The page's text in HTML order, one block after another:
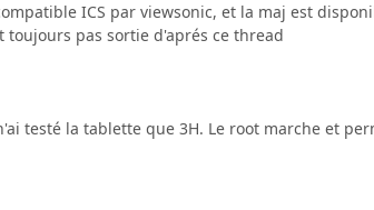
ICS par viewsonic, et la maj est
toujours pas sortie d'aprés ce thread
testé la tablette que 3H. Le root marche et